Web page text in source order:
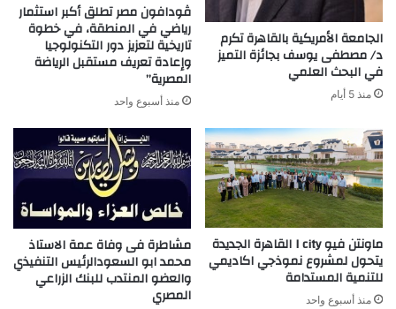
الجامعة الأمريكية بالقاهرة تكرم
د/ مصطفى يوسف بجائزة التميز
في البحث العلمي
منذ 5 أيام
ڤودافون مصر تطلق أكبر استثمار
رياضي في المنطقة، في خطوة
تاريخية لتعزيز دور التكنولوجيا
وإعادة تعريف مستقبل الرياضة
المصرية”
منذ أسبوع واحد
ماونتن فيو I city القاهرة الجديدة
يتحول لمشروع نموذجي اكاديمي
للتنمية المستدامة
منذ أسبوع واحد
مشاطرة فى وفاة عمة الاستاذ
محمد ابو السعودالرئيس التنفيذي
والعضو المنتدب للبنك الزراعي
المصري